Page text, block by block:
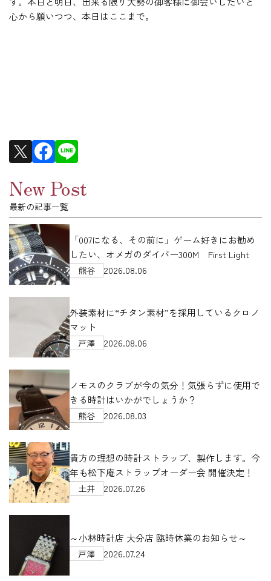
心から願いつつ、本日はここまで。
New Post
最新の記事一覧
「007になる、その前に」ゲーム好きにお勧め
したい、オメガのダイバー300M First Light
熊谷 2026.08.06
外装素材に“チタン素材”を採用しているクロノ
マット
戸澤 2026.08.06
ノモスのクラブが今の気分！気張らずに使用で
きる時計はいかがでしょうか？
熊谷 2026.08.03
貴方の理想の時計ストラップ、製作します。今
年も松下庵ストラップオーダー会 開催決定！
土井 2026.07.26
～小林時計店 大分店 臨時休業のお知らせ～
戸澤 2026.07.24